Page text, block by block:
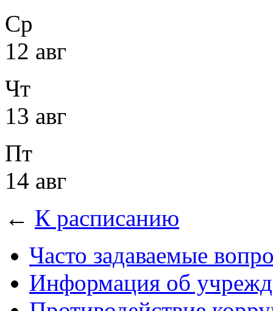
Ср
12 авг
Чт
13 авг
Пт
14 авг
← К расписанию
Часто задаваемые
Информация об